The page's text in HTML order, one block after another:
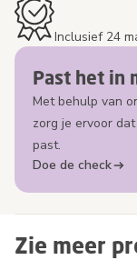
Inclusief 24
Past het in
Met behulp van
zorg je ervoor
past.
Doe de check
Zie meer